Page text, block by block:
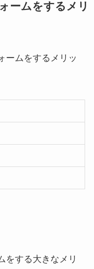
ームをするメリ
ームをするメリッ
をする大きなメリ